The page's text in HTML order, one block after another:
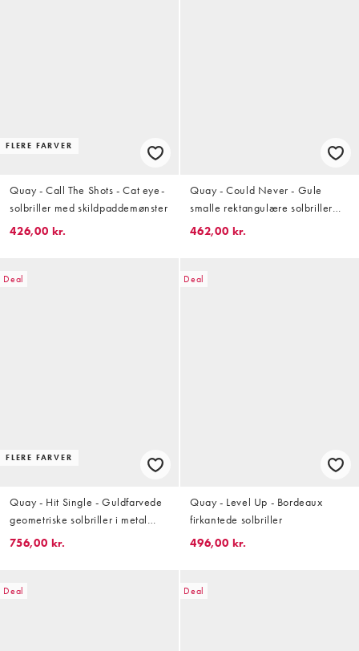
FLERE FARVER
Quay - Call The Shots - Cat eye-
solbriller med skildpaddemønster
426,00 kr.
Quay - Could Never - Gule
smalle rektangulære solbriller
med skildpaddemønster og
462,00 kr.
Deal
FLERE FARVER
Quay - Hit Single - Guldfarvede
geometriske solbriller i metal
med sorte glas
756,00 kr.
Deal
Quay - Level Up - Bordeaux
firkantede solbriller
496,00 kr.
Deal Deal